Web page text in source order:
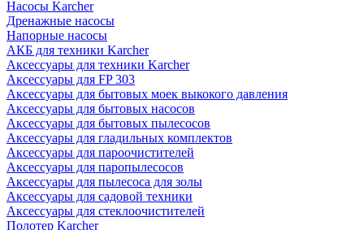
Насосы Karcher
Дренажные насосы
Напорные насосы
АКБ для техники Karcher
Аксессуары для техники Karcher
Аксессуары для FP 303
Аксессуары для бытовых моек выкокого давления
Аксессуары для бытовых насосов
Аксессуары для бытовых пылесосов
Аксессуары для гладильных комплектов
Аксессуары для пароочистителей
Аксессуары для паропылесосов
Аксессуары для пылесоса для золы
Аксессуары для садовой техники
Аксессуары для стеклоочистителей
Полотер Karcher